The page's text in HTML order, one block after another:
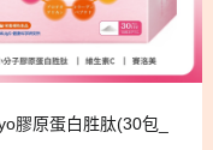
膠原蛋白胜肽(30包_